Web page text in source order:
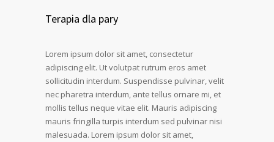
Terapia dla pary
Lorem ipsum dolor sit amet, consectetur
adipiscing elit. Ut volutpat rutrum eros amet
sollicitudin interdum. Suspendisse pulvinar, velit
nec pharetra interdum, ante tellus ornare mi, et
mollis tellus neque vitae elit. Mauris adipiscing
mauris fringilla turpis interdum sed pulvinar nisi
malesuada. Lorem ipsum dolor sit amet,